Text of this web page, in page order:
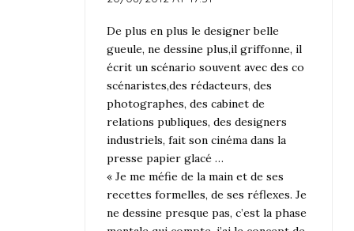
De plus en plus le designer belle
gueule, ne dessine plus,il griffonne, il
écrit un scénario souvent avec des co
scénaristes,des rédacteurs, des
photographes, des cabinet de
relations publiques, des designers
industriels, fait son cinéma dans la
presse papier glacé …
« Je me méfie de la main et de ses
recettes formelles, de ses réflexes. Je
ne dessine presque pas, c’est la phase